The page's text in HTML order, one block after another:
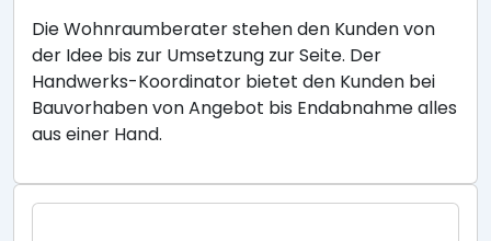
Die Wohnraumberater stehen den Kunden von
der Idee bis zur Umsetzung zur Seite. Der
Handwerks-Koordinator bietet den Kunden bei
Bauvorhaben von Angebot bis Endabnahme alles
aus einer Hand.